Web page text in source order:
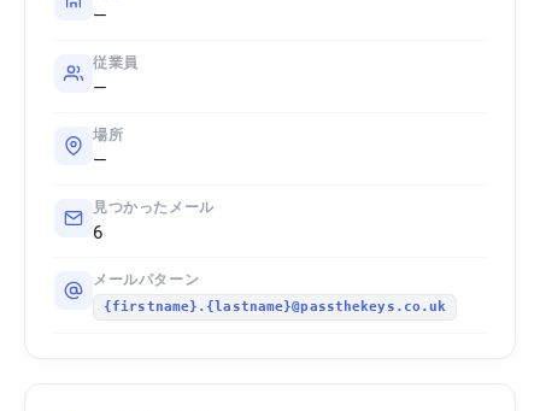
—
従業員
—
場所
—
見つかったメール
6
メールパターン
{firstname}.{lastname}@passthekeys.co.uk